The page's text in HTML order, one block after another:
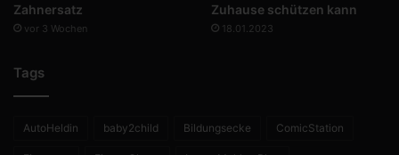
Zahnersatz
vor 3 Wochen
Zuhause schützen kann
18.01.2023
Tags
AutoHeldin baby2child Bildungsecke ComicStation